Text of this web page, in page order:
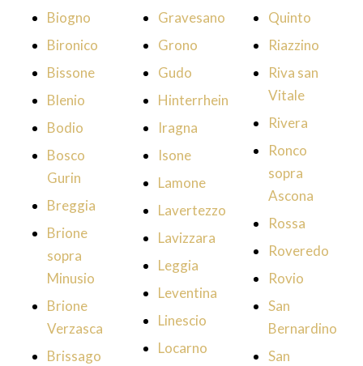
Biogno
Bironico
Bissone
Blenio
Bodio
Bosco
Gurin
Breggia
Brione
sopra
Minusio
Brione
Verzasca
Brissago
Gravesano
Grono
Gudo
Hinterrhein
Iragna
Isone
Lamone
Lavertezzo
Lavizzara
Leggia
Leventina
Linescio
Locarno
Quinto
Riazzino
Riva san
Vitale
Rivera
Ronco
sopra
Ascona
Rossa
Roveredo
Rovio
San
Bernardino
San